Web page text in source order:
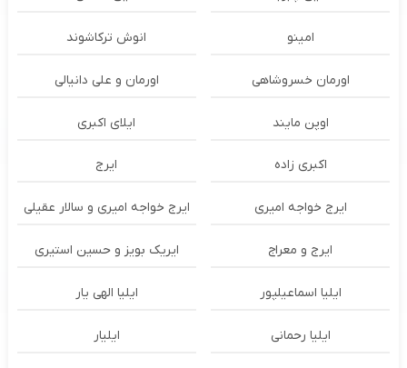
امینو انوش ترکاشوند
اورمان خسروشاهی اورمان و علی دانیالی
اوپن مایند ايلاى اكبرى
اکبری زاده ایرج
ایرج خواجه امیری ایرج خواجه امیری و سالار عقیلی
ایرج و معراج ایریک بویز و حسین استیری
ایلیا اسماعیلپور ایلیا الهی یار
ایلیا رحمانی ایلیار